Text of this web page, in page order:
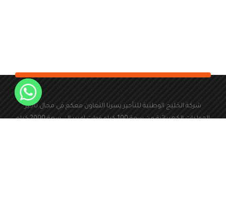
شركة الخليج الوطنية للتأجير يسرنا التعاون معكم في مجال تأجير
المولدات الكهربائية من سعة 100 كيلو فولت امبير الى سعة 2000 كيلو